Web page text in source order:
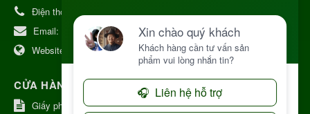
Điện thoại:
Email:
kinhdoanh@nhattruongkontum.com
Website:
https://www.nhattruongkontum.com
CỬA HÀNG GIỚI THIỆU TẠI NHẬT BẢN
Giấy phép số: 080-9475-1379